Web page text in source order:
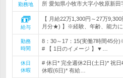
勤務地
所 愛知県小牧市大字小牧原新田
給与
【 月給22万1,300円～27万
月分★) 】※経験、年齢、能力に
勤務
時間
8：30～17：15(実働7時間45分
# 【 1日のイメージ 】▼…
休日
休暇
# 休日* 完全週休2日(土日)* 祝
休暇(6日)* 有給…